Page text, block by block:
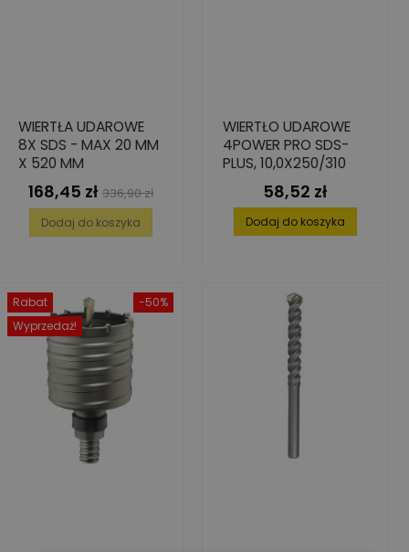
WIERTŁA UDAROWE
8X SDS - MAX 20 MM
X 520 MM
Cena
168,45 zł Cena
podstawowa
336,90 zł
Dodaj do koszyka
WIERTŁO UDAROWE
4POWER PRO SDS-
PLUS, 10,0X250/310
Cena
58,52 zł
Dodaj do koszyka
-50%
Rabat
Wyprzedaż!